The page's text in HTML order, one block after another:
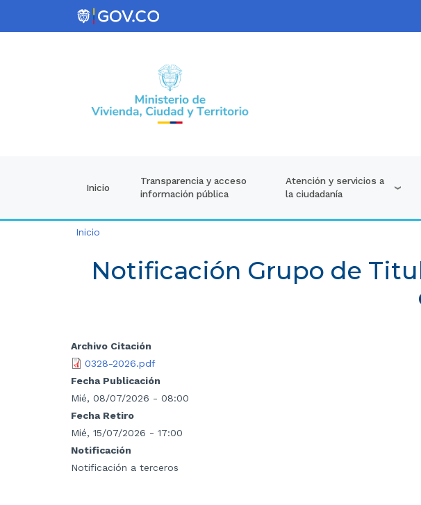
Inicio
Transparencia y acceso
información pública
Atención y servicios a
la ciudadanía
Inicio
Notificación Grupo de
Archivo Citación
0328-2026.pdf
Fecha Publicación
Mié, 08/07/2026 - 08:00
Fecha Retiro
Mié, 15/07/2026 - 17:00
Notificación
Notificación a terceros